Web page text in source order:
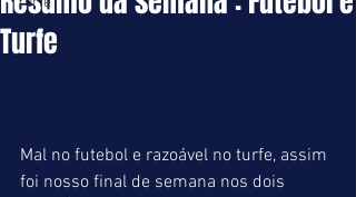
Turfe
Mal no futebol e razoável no turfe, assim
foi nosso final de semana nos dois